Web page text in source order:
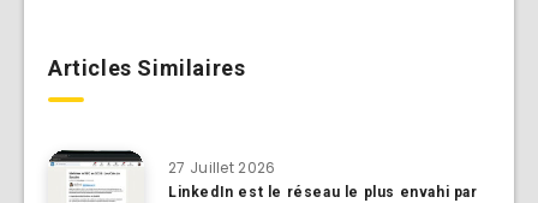
Articles Similaires
27 Juillet 2026
LinkedIn est le réseau le plus envahi par